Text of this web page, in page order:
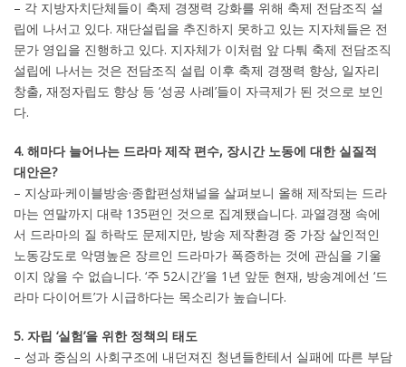
– 각 지방자치단체들이 축제 경쟁력 강화를 위해 축제 전담조직 설
립에 나서고 있다. 재단설립을 추진하지 못하고 있는 지자체들은 전
문가 영입을 진행하고 있다. 지자체가 이처럼 앞 다퉈 축제 전담조직
설립에 나서는 것은 전담조직 설립 이후 축제 경쟁력 향상, 일자리
창출, 재정자립도 향상 등 ‘성공 사례’들이 자극제가 된 것으로 보인
다.
4. 해마다 늘어나는 드라마 제작 편수, 장시간 노동에 대한 실질적
대안은?
– 지상파·케이블방송·종합편성채널을 살펴보니 올해 제작되는 드라
마는 연말까지 대략 135편인 것으로 집계됐습니다. 과열경쟁 속에
서 드라마의 질 하락도 문제지만, 방송 제작환경 중 가장 살인적인
노동강도로 악명높은 장르인 드라마가 폭증하는 것에 관심을 기울
이지 않을 수 없습니다. ‘주 52시간’을 1년 앞둔 현재, 방송계에선 ‘드
라마 다이어트’가 시급하다는 목소리가 높습니다.
5. 자립 ‘실험’을 위한 정책의 태도
– 성과 중심의 사회구조에 내던져진 청년들한테서 실패에 따른 부담